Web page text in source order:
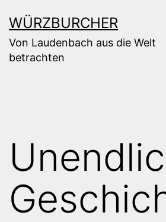
Inhalt
springen
WÜRZBURCHER
Von Laudenbach aus die Welt
betrachten